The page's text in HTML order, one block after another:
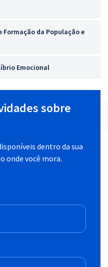
da População e
Emocional
sobre
dentro da sua
onde você mora.